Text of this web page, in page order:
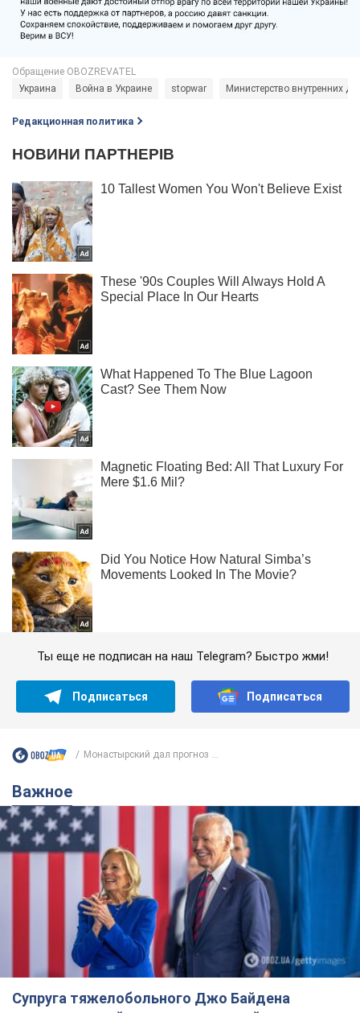
Украина Война в Украине stopwar Министерство внутренних
Редакционная политика
Ты еще не подписан на наш Telegram? Быстро жми!
Подписаться Подписаться
Монастырский дал прогноз ...
Важное
Супруга тяжелобольного Джо Байдена